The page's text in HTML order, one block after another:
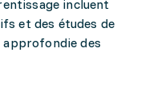
incluent
et des études de
approfondie des